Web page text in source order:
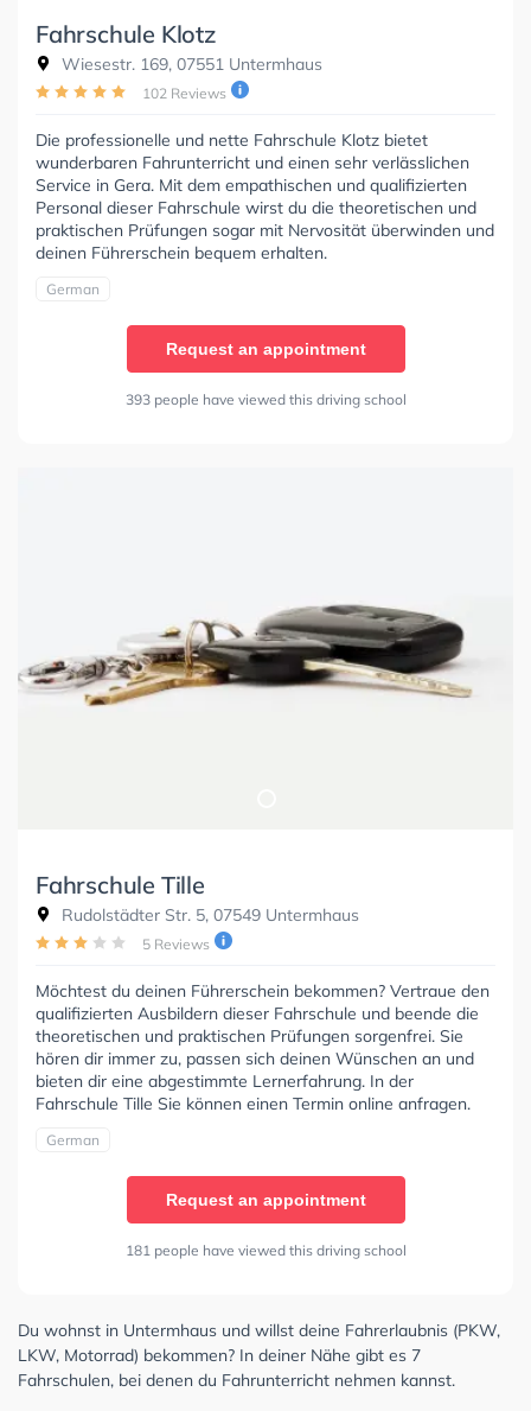
Fahrschule Klotz
Wiesestr. 169, 07551 Untermhaus
102 Reviews
Die professionelle und nette Fahrschule Klotz bietet
wunderbaren Fahrunterricht und einen sehr verlässlichen
Service in Gera. Mit dem empathischen und qualifizierten
Personal dieser Fahrschule wirst du die theoretischen und
praktischen Prüfungen sogar mit Nervosität überwinden und
deinen Führerschein bequem erhalten.
German
Request an appointment
393 people have viewed this driving school
Fahrschule Tille
Rudolstädter Str. 5, 07549 Untermhaus
5 Reviews
Möchtest du deinen Führerschein bekommen? Vertraue den
qualifizierten Ausbildern dieser Fahrschule und beende die
theoretischen und praktischen Prüfungen sorgenfrei. Sie
hören dir immer zu, passen sich deinen Wünschen an und
bieten dir eine abgestimmte Lernerfahrung. In der
Fahrschule Tille Sie können einen Termin online anfragen.
German
Request an appointment
181 people have viewed this driving school
Du wohnst in Untermhaus und willst deine Fahrerlaubnis (PKW,
LKW, Motorrad) bekommen? In deiner Nähe gibt es 7
Fahrschulen, bei denen du Fahrunterricht nehmen kannst.